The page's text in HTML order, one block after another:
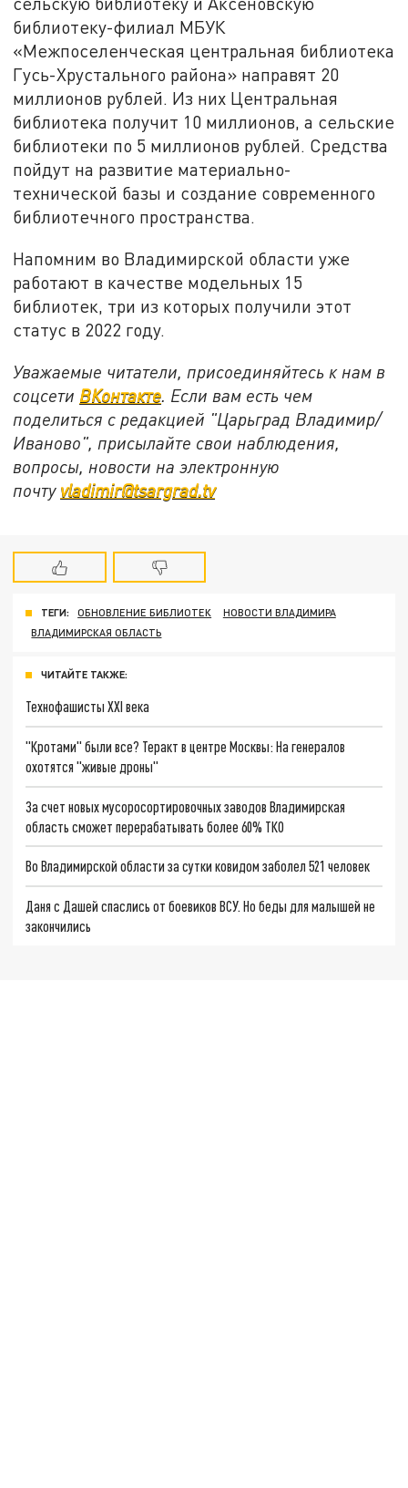
библиотеку-филиал МБУК
«Межпоселенческая центральная библиотека
Гусь-Хрустального района» направят 20
миллионов рублей. Из них Центральная
библиотека получит 10 миллионов, а сельские
библиотеки по 5 миллионов рублей. Средства
пойдут на развитие материально-
технической базы и создание современного
библиотечного пространства.
Напомним во Владимирской области уже
работают в качестве модельных 15
библиотек, три из которых получили этот
статус в 2022 году.
Уважаемые читатели, присоединяйтесь к нам в
соцсети ВКонтакте. Если вам есть чем
поделиться с редакцией "Царьград Владимир/
Иваново", присылайте свои наблюдения,
вопросы, новости на электронную
почту vladimir@tsargrad.tv
ТЕГИ: ОБНОВЛЕНИЕ БИБЛИОТЕК
НОВОСТИ ВЛАДИМИРА
ВЛАДИМИРСКАЯ ОБЛАСТЬ
ЧИТАЙТЕ ТАКЖЕ:
Технофашисты XXI века
"Кротами" были все? Теракт в центре Москвы: На генералов
охотятся "живые дроны"
За счет новых мусоросортировочных заводов Владимирская
область сможет перерабатывать более 60% ТКО
Во Владимирской области за сутки ковидом заболел 521 человек
Даня с Дашей спаслись от боевиков ВСУ. Но беды для малышей не
закончились